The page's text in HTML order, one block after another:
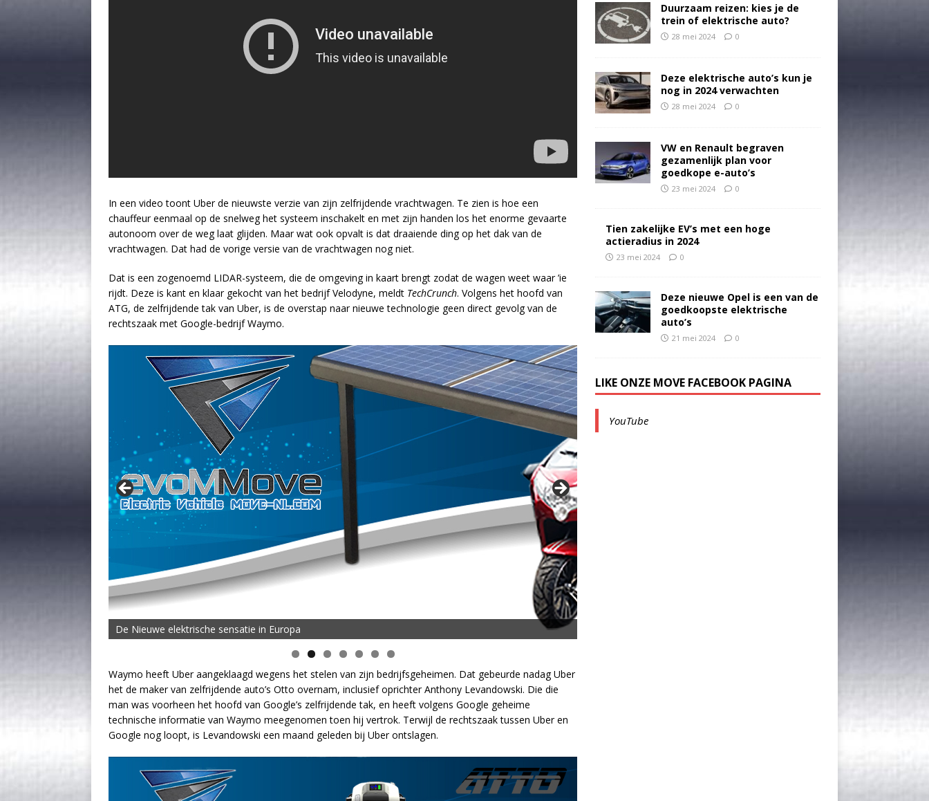
In een video toont Uber de nieuwste verzie van zijn zelfrijdende vrachtwagen. Te zien is hoe een
chauffeur eenmaal op de snelweg het systeem inschakelt en met zijn handen los het enorme gevaarte
autonoom over de weg laat glijden. Maar wat ook opvalt is dat draaiende ding op het dak van de
vrachtwagen. Dat had de vorige versie van de vrachtwagen nog niet.
Dat is een zogenoemd LIDAR-systeem, die de omgeving in kaart brengt zodat de wagen weet waar ’ie
rijdt. Deze is kant en klaar gekocht van het bedrijf Velodyne, meldt TechCrunch. Volgens het hoofd van
ATG, de zelfrijdende tak van Uber, is de overstap naar nieuwe technologie geen direct gevolg van de
rechtszaak met Google-bedrijf Waymo.
De Nieuwe elektrische sensatie in Europa
De MOVE Vigorous 1500 Highline | 45 km Topsnelheid en 50 km Actieradius
Waymo heeft Uber aangeklaagd wegens het stelen van zijn bedrijfsgeheimen. Dat gebeurde nadag Uber
het de maker van zelfrijdende auto’s Otto overnam, inclusief oprichter Anthony Levandowski. Die die
man was voorheen het hoofd van Google’s zelfrijdende tak, en heeft volgens Google geheime
technische informatie van Waymo meegenomen toen hij vertrok. Terwijl de rechtszaak tussen Uber en
Google nog loopt, is Levandowski een maand geleden bij Uber ontslagen.
Duurzaam reizen: kies je de
trein of elektrische auto?
28 mei 2024 0
Deze elektrische auto’s kun je
nog in 2024 verwachten
28 mei 2024 0
VW en Renault begraven
gezamenlijk plan voor
goedkope e-auto’s
23 mei 2024 0
Tien zakelijke EV’s met een hoge
actieradius in 2024
23 mei 2024 0
Deze nieuwe Opel is een van de
goedkoopste elektrische
auto’s
21 mei 2024 0
LIKE ONZE MOVE FACEBOOK PAGINA
YouTube